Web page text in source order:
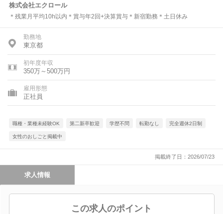
株式会社エクロール
＊残業月平均10h以内＊賞与年2回+決算賞与＊新宿勤務＊土日休み
勤務地
東京都
初年度年収
350万～500万円
雇用形態
正社員
職種・業種未経験OK 第二新卒歓迎 学歴不問 転勤なし 完全週休2日制
女性のおしごと掲載中
掲載終了日：2026/07/23
求人情報
この求人のポイント